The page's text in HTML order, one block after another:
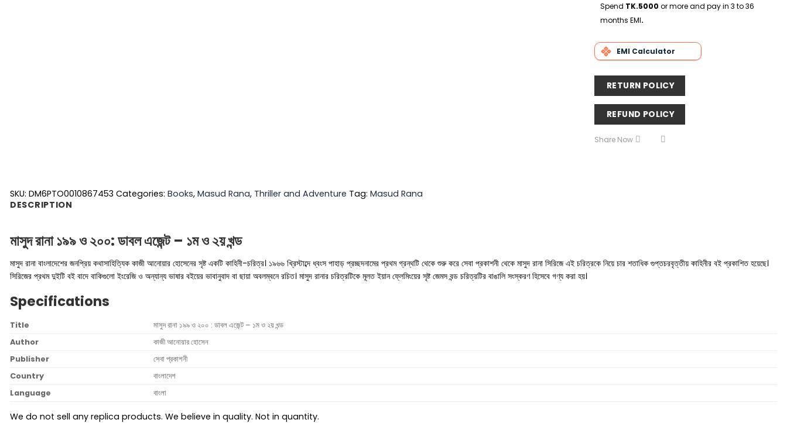
Spend TK.5000 or more and pay in 3 to 36
months EMI.
EMI Calculator
RETURN POLICY
REFUND POLICY
Share Now
SKU: DM6PTO0010867453 Categories: Books, Masud Rana, Thriller and Adventure Tag: Masud Rana
DESCRIPTION
মাসুদ রানা ১৯৯ ও ২০০: ডাবল এজেন্ট – ১ম ও ২য় খন্ড
মাসুদ রানা বাংলাদেশের জনপ্রিয় কথাসাহিত্যিক কাজী আনোয়ার হোসেনের সৃষ্ট একটি কাহিনী-চরিত্র। ১৯৬৬ খ্রিস্টাব্দে ধ্বংস পাহাড় প্রচ্ছদনামের প্রথম গ্রন্থটি থেকে শুরু করে সেবা প্রকাশনী থেকে মাসুদ রানা সিরিজে এই চরিত্রকে নিয়ে চার শতাধিক গুপ্তচরবৃত্তীয় কাহিনীর বই প্রকাশিত হয়েছে।
সিরিজের প্রথম দুইটি বই বাদে বাকিগুলো ইংরেজি ও অন্যান্য ভাষার বইয়ের ভাবানুবাদ বা ছায়া অবলম্বনে রচিত। মাসুদ রানার চরিত্রটিকে মূলত ইয়ান ফ্লেমিংয়ের সৃষ্ট জেমস বন্ড চরিত্রটির বাঙালি সংস্করণ হিসেবে গণ্য করা হয়।
Specifications
Title
মাসুদ রানা ১৯৯ ও ২০০ : ডাবল এজেন্ট – ১ম ও ২য় খন্ড
Author
কাজী আনোয়ার হোসেন
Publisher
সেবা প্রকাশনী
Country
বাংলাদেশ
Language
বাংলা
We do not sell any replica products. We believe in quality. Not in quantity.